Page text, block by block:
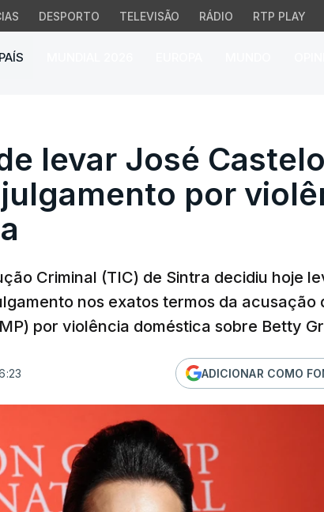
DESPORTO TELEVISÃO RÁDIO RTP PLAY
PAÍS
levar José Castelo
levar José Castelo
por
Criminal (TIC) de Sintra decidiu hoje
nos exatos termos da acusação
por violência doméstica sobre Betty
ADICIONAR COMO